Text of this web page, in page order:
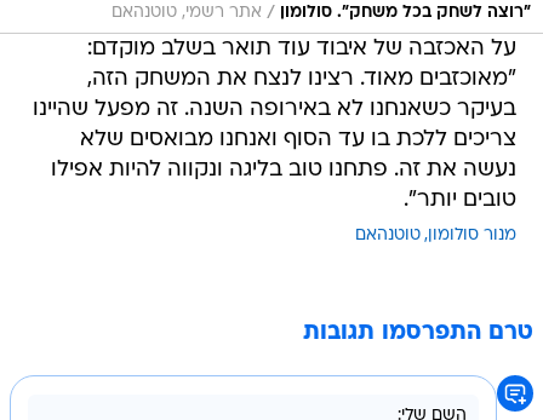
"רוצה לשחק בכל משחק". סולומון / אתר רשמי, טוטנהאם
על האכזבה של איבוד עוד תואר בשלב מוקדם:
"מאוכזבים מאוד. רצינו לנצח את המשחק הזה,
בעיקר כשאנחנו לא באירופה השנה. זה מפעל שהיינו
צריכים ללכת בו עד הסוף ואנחנו מבואסים שלא
נעשה את זה. פתחנו טוב בליגה ונקווה להיות אפילו
טובים יותר".
מנור סולומון טוטנהאם
טרם התפרסמו תגובות